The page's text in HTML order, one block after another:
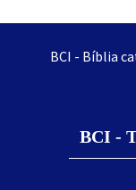
BCI - Bíblia
BCI -